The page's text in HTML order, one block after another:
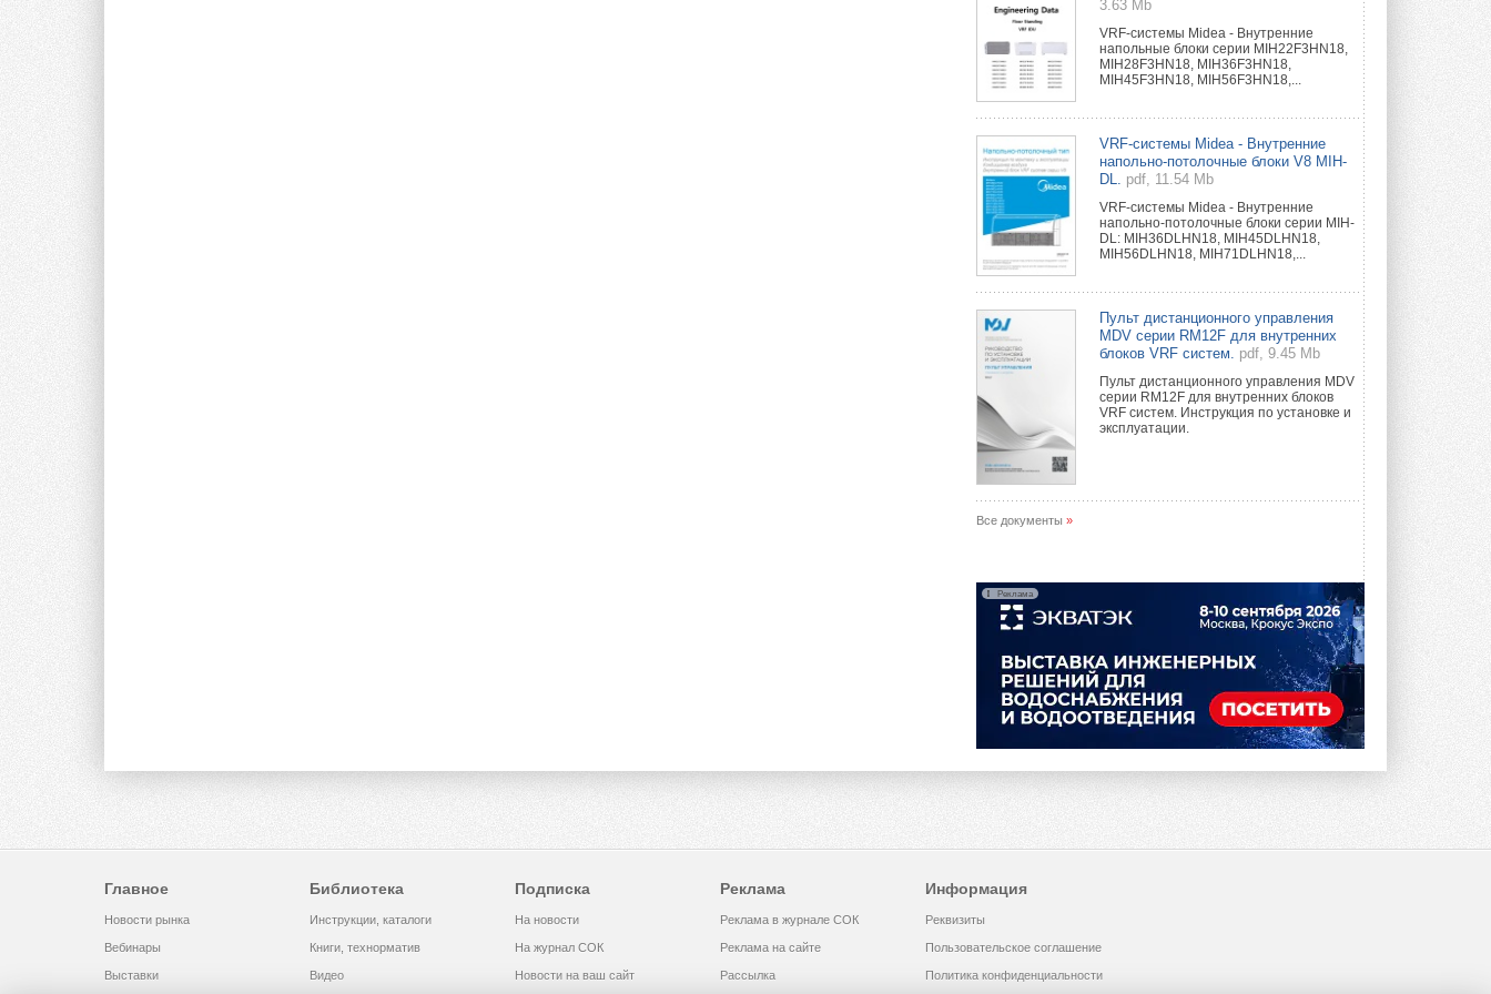
3.63 Mb
VRF-системы Midea - Внутренние
напольные блоки серии MIH22F3HN18,
MIH28F3HN18, MIH36F3HN18,
MIH45F3HN18, MIH56F3HN18,...
VRF-системы Midea - Внутренние
напольно-потолочные блоки V8 MIH-
DL.
pdf, 11.54 Mb
VRF-системы Midea - Внутренние
напольно-потолочные блоки серии MIH-
DL: MIH36DLHN18, MIH45DLHN18,
MIH56DLHN18, MIH71DLHN18,...
Пульт дистанционного управления
MDV серии RM12F для внутренних
блоков VRF систем.
pdf, 9.45 Mb
Пульт дистанционного управления MDV
серии RM12F для внутренних блоков
VRF систем. Инструкция по установке и
эксплуатации.
Все документы »
Реклама
Главное
Новости рынка
Вебинары
Выставки
Библиотека
Инструкции, каталоги
Книги, технорматив
Видео
Подписка
На новости
На журнал СОК
Новости на ваш сайт
Реклама
Реклама в журнале СОК
Реклама на сайте
Рассылка
Информация
Реквизиты
Пользовательское соглашение
Политика конфиденциальности